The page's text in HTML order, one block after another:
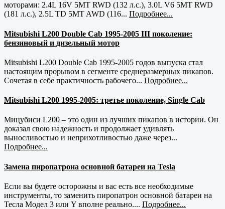
моторами: 2.4L 16V 5MT RWD (132 л.с.), 3.0L V6 5MT RWD
(181 л.с.), 2.5L TD 5MT AWD (116... Подробнее...
Mitsubishi L200 Double Cab 1995-2005 III поколение:
бензиновый и дизельный мотор
Mitsubishi L200 Double Cab 1995-2005 годов выпуска стал
настоящим прорывом в сегменте среднеразмерных пикапов.
Сочетая в себе практичность рабочего... Подробнее...
Mitsubishi L200 1995-2005: третье поколение, Single Cab
Мицубиси L200 – это один из лучших пикапов в истории. Он
доказал свою надежность и продолжает удивлять
выносливостью и неприхотливостью даже через...
Подробнее...
Замена пиропатрона основной батареи на Tesla
Если вы будете осторожны и вас есть все необходимые
инструменты, то заменить пиропатрон основной батареи на
Тесла Модел 3 или Y вполне реально.... Подробнее...